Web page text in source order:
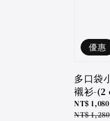
優惠
多口袋
襯衫-(2
Sale
price
NT$ 1,080
Regular
NT$ 1,280